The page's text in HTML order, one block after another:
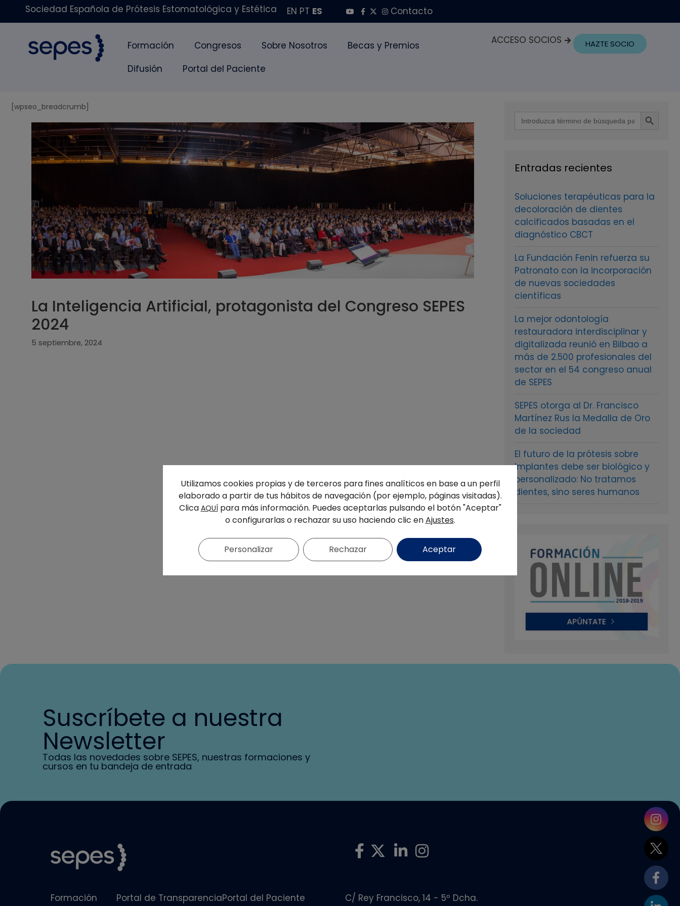
Sociedad Española de Prótesis Estomatológica y Estética EN PT ES Contacto
Formación Congresos Sobre Nosotros
Becas y Premios
Difusión
Portal del Paciente
ACCESO SOCIOS HAZTE SOCIO
[wpseo_breadcrumb]
La Inteligencia Artificial, protagonista del Congreso SEPES
2024
5 septiembre, 2024
Buscar: Botón de
Entradas recientes
Soluciones terapéuticas para la
decoloración de dientes
calcificados basadas en el
diagnóstico CBCT
La Fundación Fenin refuerza su
Patronato con la incorporación
de nuevas sociedades
científicas
La mejor odontología
restauradora interdisciplinar y
digitalizada reunió en Bilbao a
más de 2.500 profesionales del
sector en el 54 congreso anual
de SEPES
SEPES otorga al Dr. Francisco
Martínez Rus la Medalla de Oro
de la sociedad
El futuro de la prótesis sobre
implantes debe ser biológico y
personalizado: No tratamos
dientes, sino seres humanos
Suscríbete a nuestra
Newsletter
Todas las novedades sobre SEPES, nuestras formaciones y
cursos en tu bandeja de entrada
Formación Portal de TransparenciaPortal del Paciente
C/ Rey Francisco, 14 - 5º Dcha.
Utilizamos cookies propias y de terceros para fines analíticos en base a un perfil
elaborado a partir de tus hábitos de navegación (por ejemplo, páginas visitadas).
Clica AQUÍpara más información. Puedes aceptarlas pulsando el botón "Aceptar"
o configurarlas o rechazar su uso haciendo clic enAjustes.
Aceptar
Rechazar
Personalizar